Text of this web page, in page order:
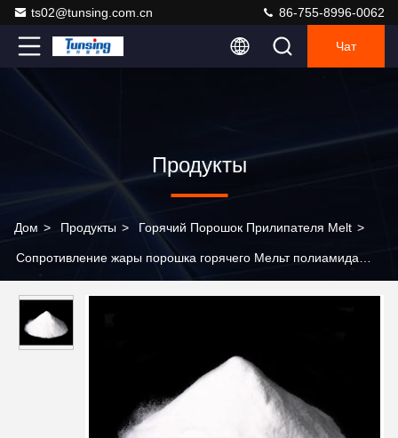
ts02@tunsing.com.cn 86-755-8996-0062
Чат
Продукты
Дом > Продукты > Горячий Порошок Прилипателя Melt >
Сопротивление жары порошка горячего Мельт полиамида